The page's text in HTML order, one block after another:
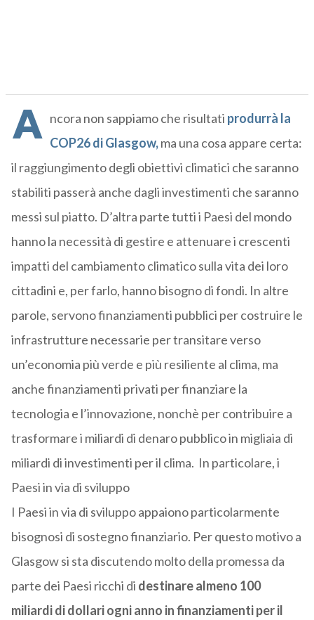
A ncora non sappiamo che risultati produrrà la
COP26 di Glasgow,ma una cosa appare certa:
il raggiungimento degli obiettivi climatici che saranno
stabiliti passerà anche dagli investimenti che saranno
messi sul piatto. D’altra parte tutti i Paesi del mondo
hanno la necessità di gestire e attenuare i crescenti
impatti del cambiamento climatico sulla vita dei loro
cittadini e, per farlo, hanno bisogno di fondi. In altre
parole, servono finanziamenti pubblici per costruire le
infrastrutture necessarie per transitare verso
un’economia più verde e più resiliente al clima, ma
anche finanziamenti privati ​per finanziare la
tecnologia e l’innovazione, nonchè per contribuire a
trasformare i miliardi di denaro pubblico in migliaia di
miliardi di investimenti per il clima. In particolare, i
Paesi in via di sviluppo
I Paesi in via di sviluppo appaiono particolarmente
bisognosi di sostegno finanziario. Per questo motivo a
Glasgow si sta discutendo molto della promessa da
parte dei Paesi ricchi di destinare almeno 100
miliardi di dollari ogni anno in finanziamenti per il